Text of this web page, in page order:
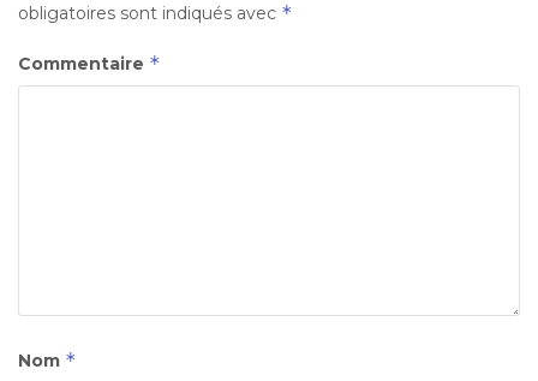
obligatoires sont indiqués avec *
Commentaire *
Nom *